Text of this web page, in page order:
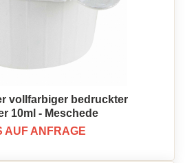
vollfarbiger bedruckter
10ml - Meschede
AUF ANFRAGE